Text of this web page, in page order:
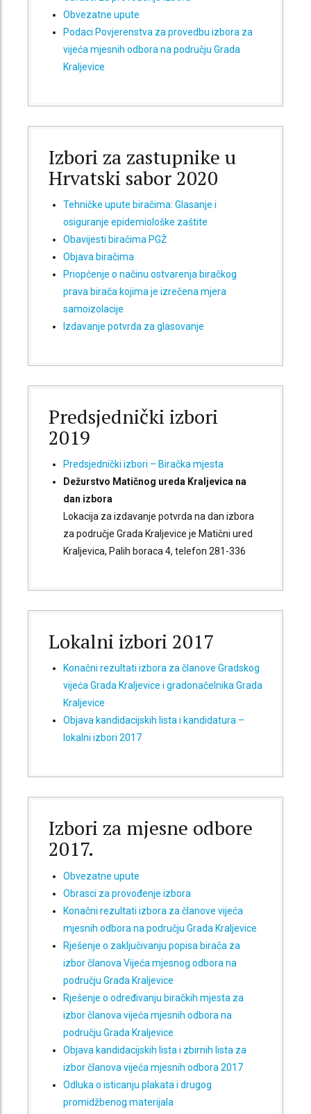
Obvezatne upute
Podaci Povjerenstva za provedbu izbora za
vijeća mjesnih odbora na području Grada
Kraljevice
Izbori za zastupnike u
Hrvatski sabor 2020
Tehničke upute biračima: Glasanje i
osiguranje epidemiološke zaštite
Obavijesti biračima PGŽ
Objava biračima
Priopćenje o načinu ostvarenja biračkog
prava birača kojima je izrečena mjera
samoizolacije
Izdavanje potvrda za glasovanje
Predsjednički izbori
2019
Predsjednički izbori – Biračka mjesta
Dežurstvo Matičnog ureda Kraljevica na
dan izbora
Lokacija za izdavanje potvrda na dan izbora
za područje Grada Kraljevice je Matični ured
Kraljevica, Palih boraca 4, telefon 281-336
Lokalni izbori 2017
Konačni rezultati izbora za članove Gradskog
vijeća Grada Kraljevice i gradonačelnika Grada
Kraljevice
Objava kandidacijskih lista i kandidatura –
lokalni izbori 2017
Izbori za mjesne odbore
2017.
Obvezatne upute
Obrasci za provođenje izbora
Konačni rezultati izbora za članove vijeća
mjesnih odbora na području Grada Kraljevice
Rješenje o zaključivanju popisa birača za
izbor članova Vijeća mjesnog odbora na
području Grada Kraljevice
Rješenje o određivanju biračkih mjesta za
izbor članova vijeća mjesnih odbora na
području Grada Kraljevice
Objava kandidacijskih lista i zbirnih lista za
izbor članova vijeća mjesnih odbora 2017
Odluka o isticanju plakata i drugog
promidžbenog materijala